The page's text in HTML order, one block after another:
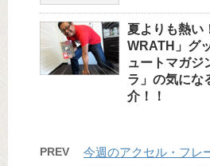
夏よりも熱い
WRATH」グ
ュートマガジ
ラ」の気にな
介！！
PREV
今週のアクセル・フレ